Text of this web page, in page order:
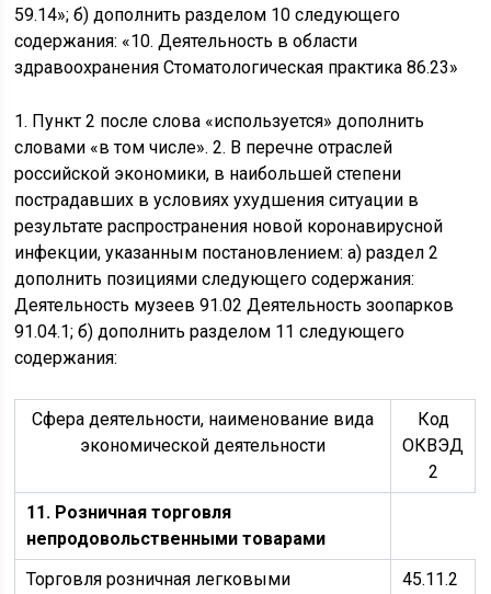
59.14»; б) дополнить разделом 10 следующего
содержания: «10. Деятельность в области
здравоохранения Стоматологическая практика 86.23»
1. Пункт 2 после слова «используется» дополнить
словами «в том числе». 2. В перечне отраслей
российской экономики, в наибольшей степени
пострадавших в условиях ухудшения ситуации в
результате распространения новой коронавирусной
инфекции, указанным постановлением: а) раздел 2
дополнить позициями следующего содержания:
Деятельность музеев 91.02 Деятельность зоопарков
91.04.1; б) дополнить разделом 11 следующего
содержания:
Сфера деятельности, наименование вида
экономической деятельности
Код
ОКВЭД
2
11. Розничная торговля
непродовольственными товарами
Торговля розничная легковыми
45.11.2